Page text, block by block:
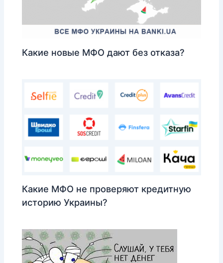
Какие новые МФО дают без отказа?
Какие МФО не проверяют кредитную
историю Украины?